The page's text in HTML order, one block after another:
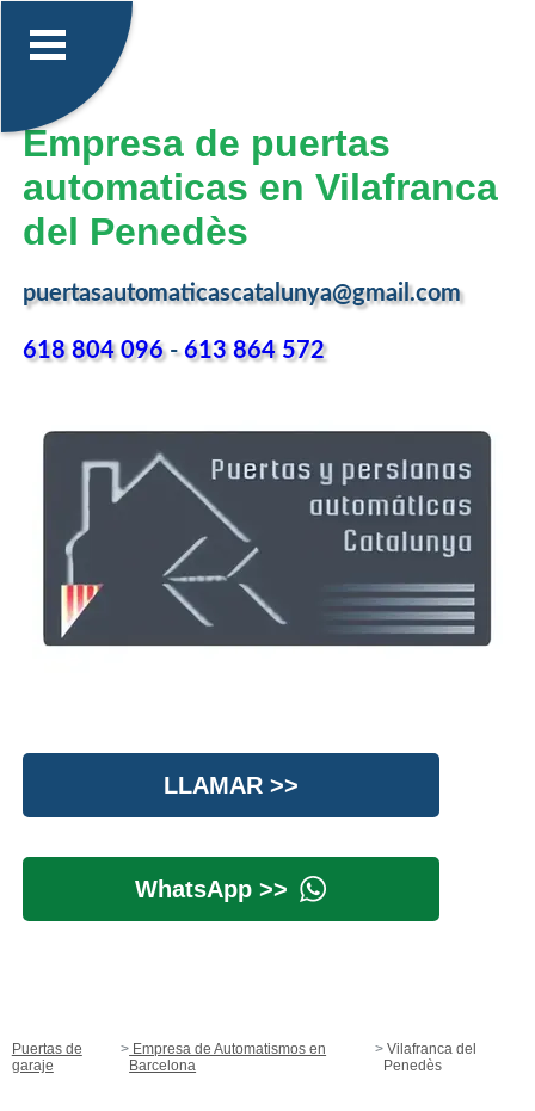
Empresa de puertas
automaticas en Vilafranca
del Penedès
puertasautomaticascatalunya@gmail.com
618 804 096-613 864 572
LLAMAR >>
WhatsApp >>
Puertas de
garaje
Empresa de Automatismos en
Barcelona
Vilafranca del
Penedès